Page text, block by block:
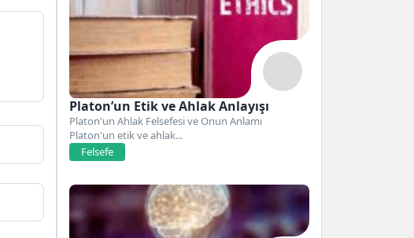
Platon’un Etik ve Ahlak Anlayışı
Platon'un Ahlak Felsefesi ve Onun Anlamı
Platon'un etik ve ahlak...
Felsefe